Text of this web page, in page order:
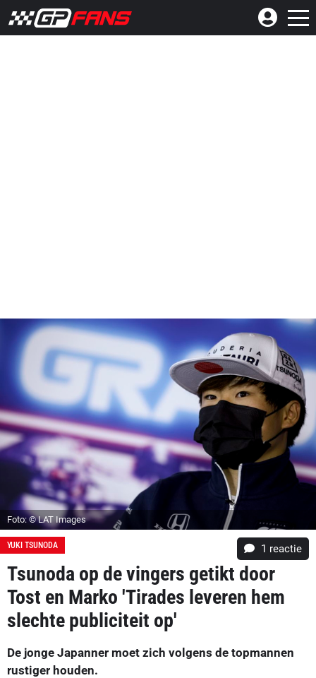
Foto: © LAT Images
YUKI TSUNODA 1 reactie
Tsunoda op de vingers getikt door
Tost en Marko 'Tirades leveren hem
slechte publiciteit op'
De jonge Japanner moet zich volgens de topmannen
rustiger houden.